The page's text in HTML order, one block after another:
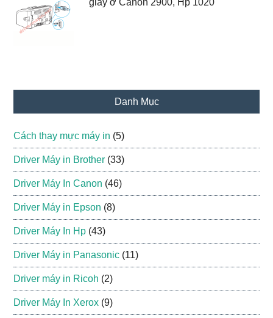
giấy ở Canon 2900, Hp 1020
Danh Mục
Cách thay mực máy in (5)
Driver Máy in Brother (33)
Driver Máy In Canon (46)
Driver Máy in Epson (8)
Driver Máy In Hp (43)
Driver Máy in Panasonic (11)
Driver máy in Ricoh (2)
Driver Máy In Xerox (9)